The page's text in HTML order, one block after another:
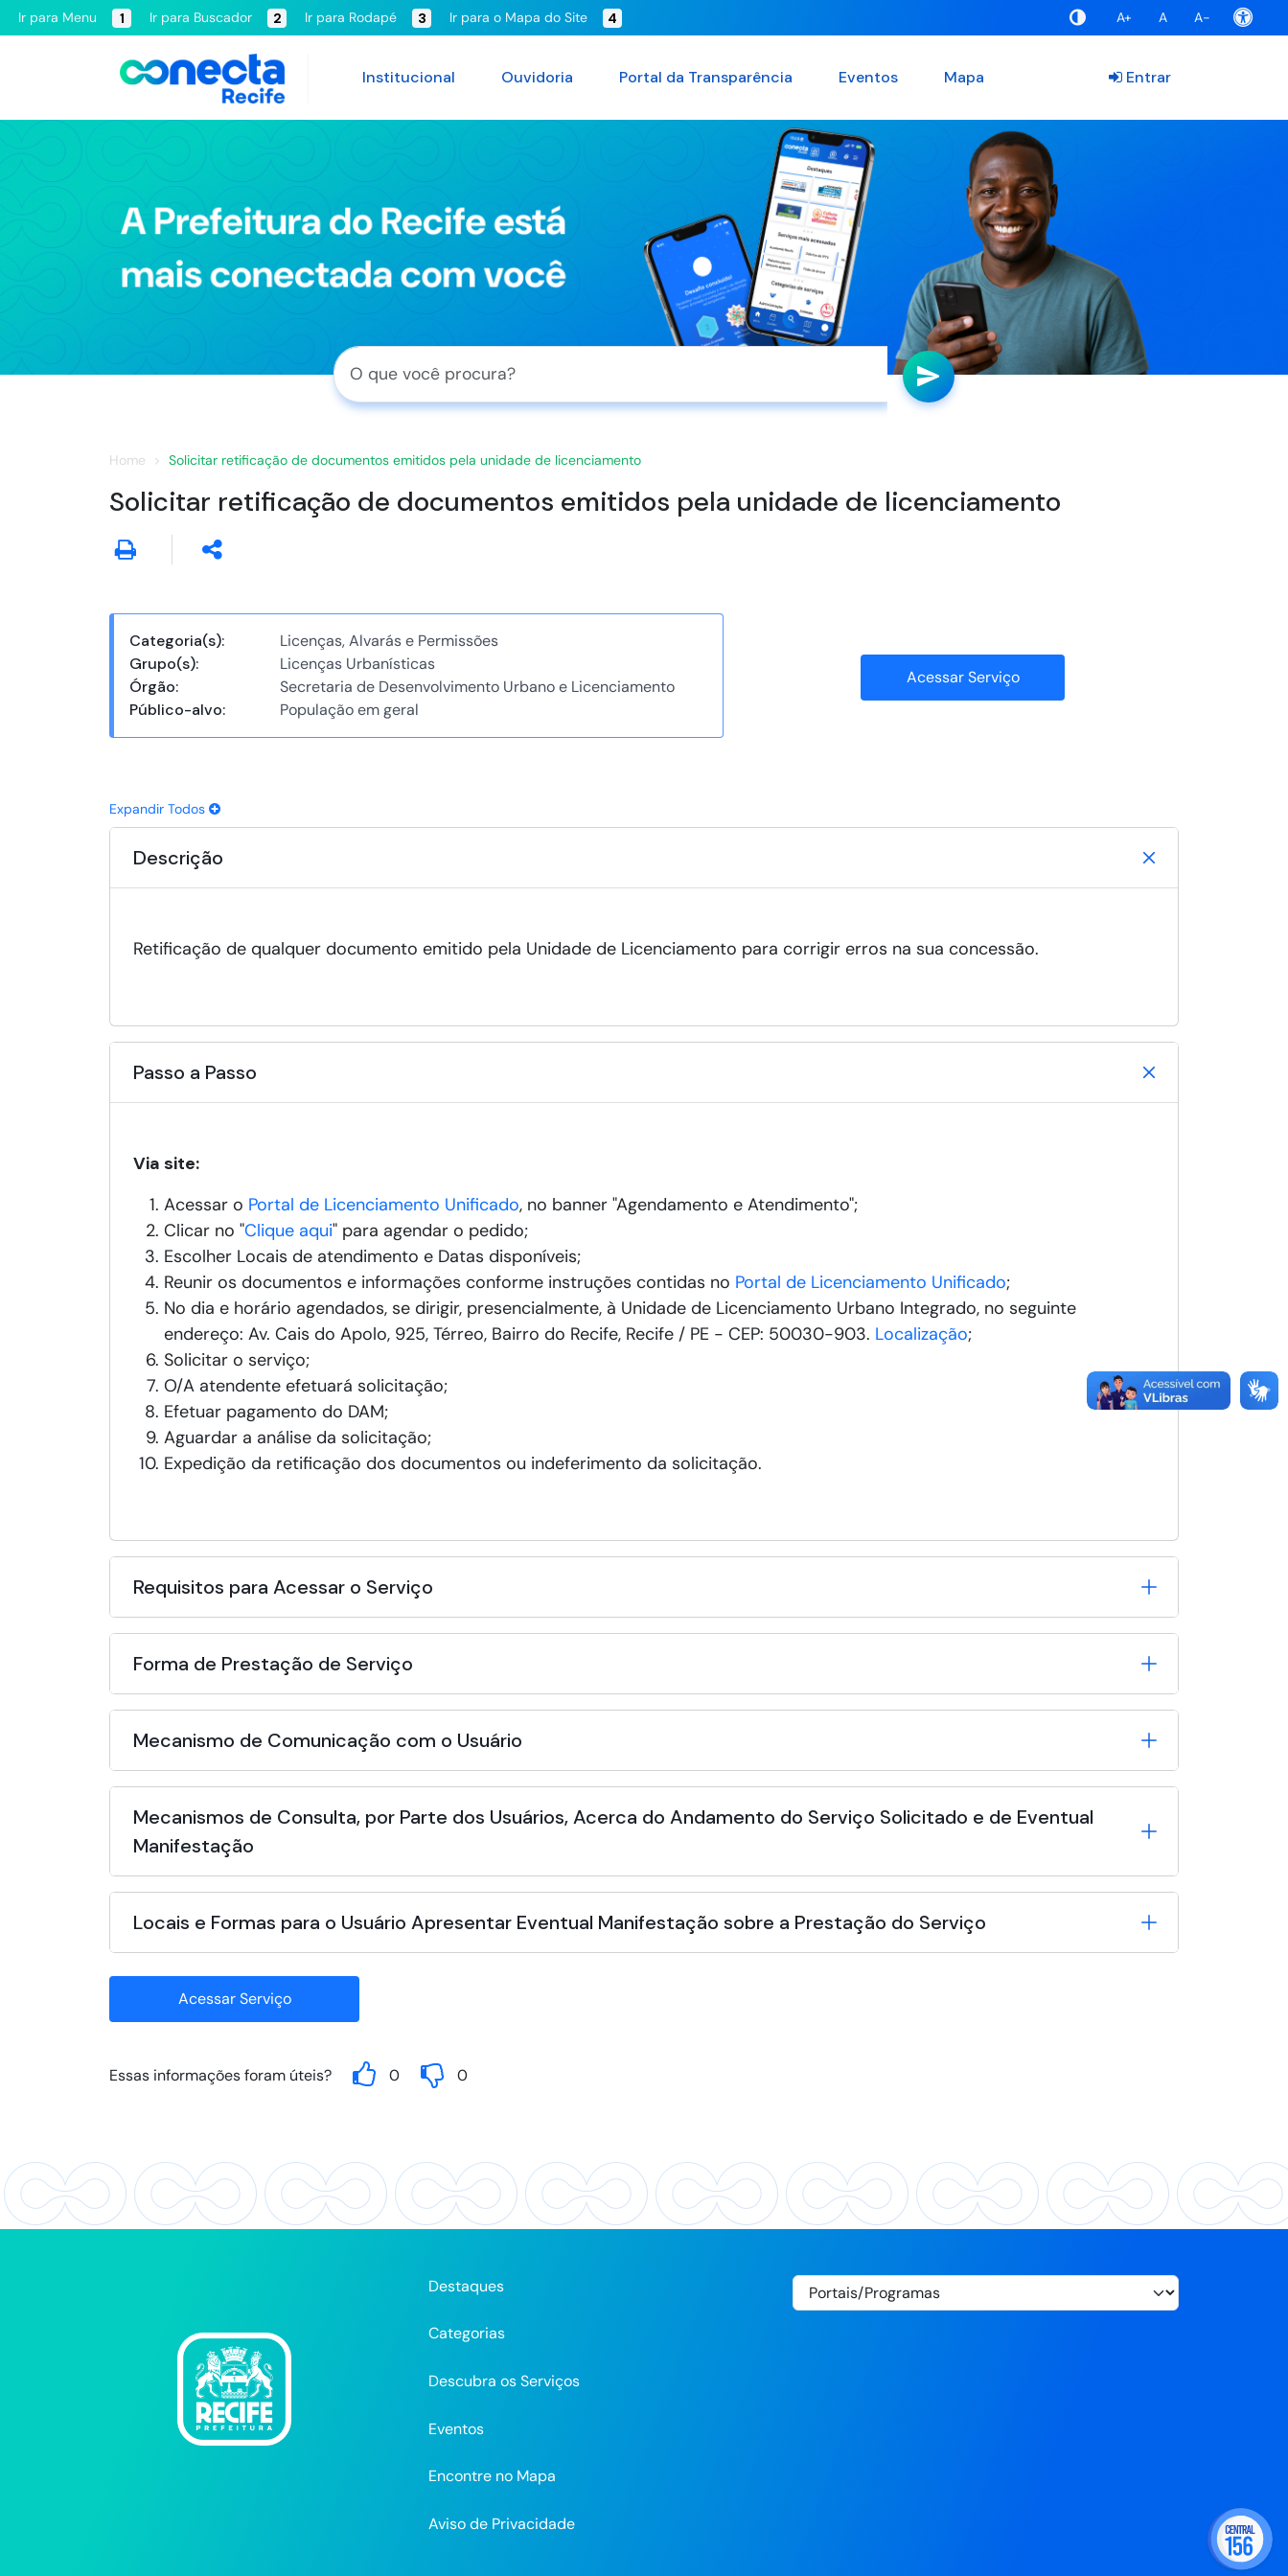
Ir para Menu 1 Ir para Buscador 2 Ir para Rodapé 3 Ir para o Mapa do Site 4 A+ A A-
Institucional Ouvidoria Portal da Transparência Eventos Mapa Entrar
Home Solicitar retificação de documentos emitidos pela unidade de licenciamento
Solicitar retificação de documentos emitidos pela unidade de licenciamento
Categoria(s):
Licenças, Alvarás e Permissões
Grupo(s):
Licenças Urbanísticas
Órgão:
Secretaria de Desenvolvimento Urbano e Licenciamento
Público-alvo:
População em geral
Acessar Serviço
Expandir Todos
Descrição
Retificação de qualquer documento emitido pela Unidade de Licenciamento para corrigir erros na sua concessão.
Passo a Passo
Via site:
Acessar o Portal de Licenciamento Unificado, no banner "Agendamento e Atendimento";
Clicar no "Clique aqui" para agendar o pedido;
Escolher Locais de atendimento e Datas disponíveis;
Reunir os documentos e informações conforme instruções contidas no Portal de Licenciamento Unificado;
No dia e horário agendados, se dirigir, presencialmente, à Unidade de Licenciamento Urbano Integrado, no seguinte
endereço: Av. Cais do Apolo, 925, Térreo, Bairro do Recife, Recife / PE - CEP: 50030-903. Localização;
Solicitar o serviço;
O/A atendente efetuará solicitação;
Efetuar pagamento do DAM;
Aguardar a análise da solicitação;
Expedição da retificação dos documentos ou indeferimento da solicitação.
Requisitos para Acessar o Serviço
Forma de Prestação de Serviço
Mecanismo de Comunicação com o Usuário
Mecanismos de Consulta, por Parte dos Usuários, Acerca do Andamento do Serviço Solicitado e de Eventual
Manifestação
Locais e Formas para o Usuário Apresentar Eventual Manifestação sobre a Prestação do Serviço
Acessar Serviço
Essas informações foram úteis? 0 0
Destaques
Categorias
Descubra os Serviços
Eventos
Encontre no Mapa
Aviso de Privacidade